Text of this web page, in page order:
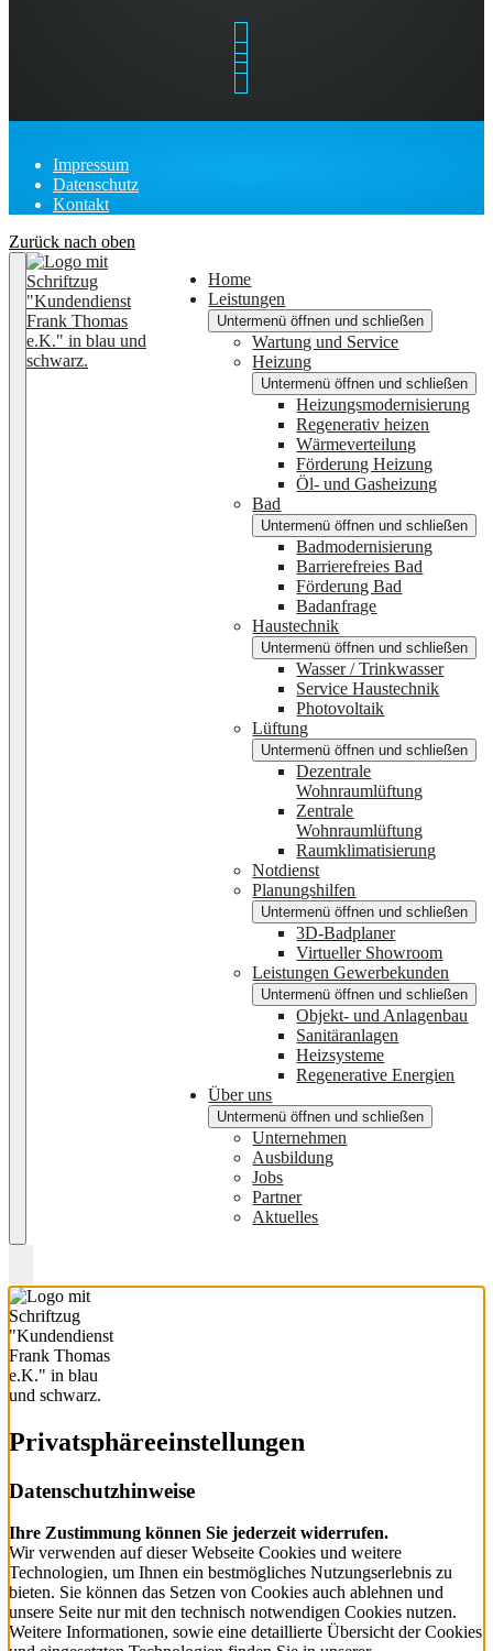
Impressum
Datenschutz
Kontakt
Zurück nach oben
Home
Leistungen
Untermenü öffnen und schließen
Wartung und Service
Heizung
Untermenü öffnen und schließen
Heizungsmodernisierung
Regenerativ heizen
Wärmeverteilung
Förderung Heizung
Öl- und Gasheizung
Bad
Untermenü öffnen und schließen
Badmodernisierung
Barrierefreies Bad
Förderung Bad
Badanfrage
Haustechnik
Untermenü öffnen und schließen
Wasser / Trinkwasser
Service Haustechnik
Photovoltaik
Lüftung
Untermenü öffnen und schließen
Dezentrale
Wohnraumlüftung
Zentrale
Wohnraumlüftung
Raumklimatisierung
Notdienst
Planungshilfen
Untermenü öffnen und schließen
3D-Badplaner
Virtueller Showroom
Leistungen Gewerbekunden
Untermenü öffnen und schließen
Objekt- und Anlagenbau
Sanitäranlagen
Heizsysteme
Regenerative Energien
Über uns
Untermenü öffnen und schließen
Unternehmen
Ausbildung
Jobs
Partner
Aktuelles
Privatsphäre­einstellungen
Datenschutzhinweise
Ihre Zustimmung können Sie jederzeit widerrufen.
Wir verwenden auf dieser Webseite Cookies und weitere
Technologien, um Ihnen ein bestmögliches Nutzungserlebnis zu
bieten. Sie können das Setzen von Cookies auch ablehnen und
unsere Seite nur mit den technisch notwendigen Cookies nutzen.
Weitere Informationen, sowie eine detaillierte Übersicht der Cookies